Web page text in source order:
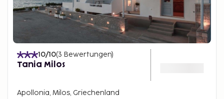
10/10(3 Bewertungen)
Tania Milos
Apollonia, Milos, Griechenland